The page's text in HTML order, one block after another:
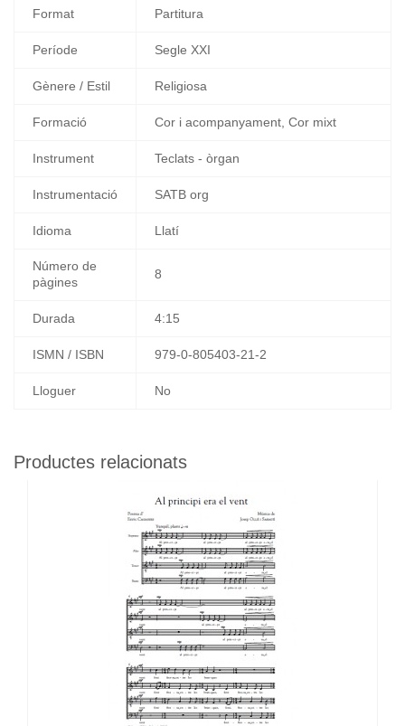
Format Partitura
Període Segle XXI
Gènere / Estil Religiosa
Formació Cor i acompanyament, Cor mixt
Instrument Teclats - òrgan
Instrumentació SATB org
Idioma Llatí
Número de
pàgines
8
Durada 4:15
ISMN / ISBN 979-0-805403-21-2
Lloguer No
Productes relacionats